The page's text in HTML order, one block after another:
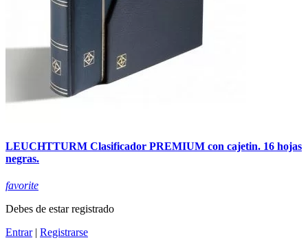
LEUCHTTURM Clasificador PREMIUM con cajetin. 16 hojas
negras.
favorite
Debes de estar registrado
Entrar| Registrarse